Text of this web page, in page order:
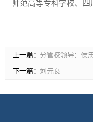
师范高等专科学校、
上一篇： 分管校领导：侯
下一篇： 刘元良